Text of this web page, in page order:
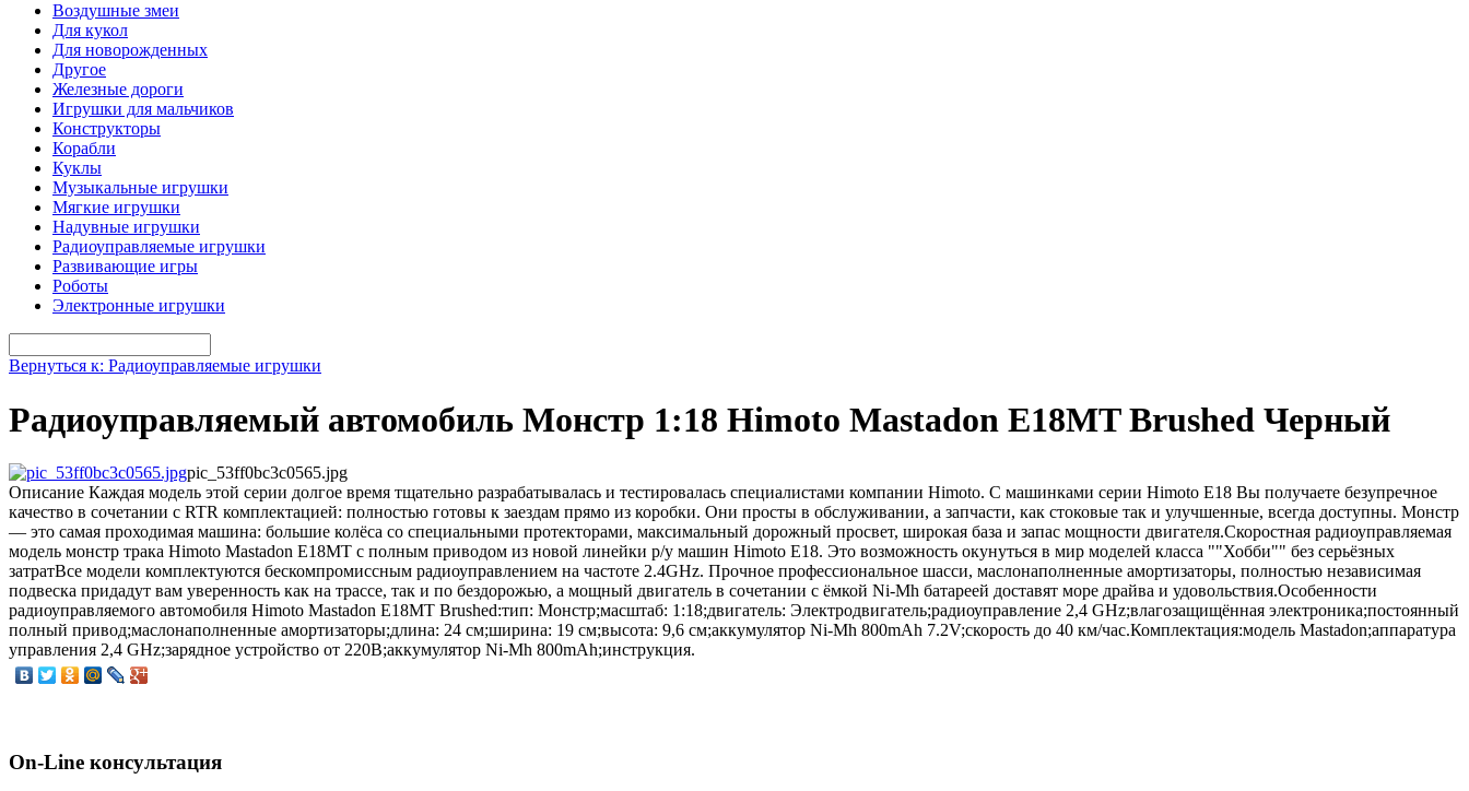
Воздушные змеи
Для кукол
Для новорожденных
Другое
Железные дороги
Игрушки для мальчиков
Конструкторы
Корабли
Куклы
Музыкальные игрушки
Мягкие игрушки
Надувные игрушки
Радиоуправляемые игрушки
Развивающие игры
Роботы
Электронные игрушки
Вернуться к: Радиоуправляемые игрушки
Радиоуправляемый автомобиль Монстр 1:18 Himoto Mastadon E18MT Brushed Черный
pic_53ff0bc3c0565.jpg
Описание Каждая модель этой серии долгое время тщательно разрабатывалась и тестировалась специалистами компании Himoto. С машинками серии Himoto E18 Вы получаете безупречное
качество в сочетании с RTR комплектацией: полностью готовы к заездам прямо из коробки. Они просты в обслуживании, а запчасти, как стоковые так и улучшенные, всегда доступны. Монстр
— это самая проходимая машина: большие колёса со специальными протекторами, максимальный дорожный просвет, широкая база и запас мощности двигателя.Скоростная радиоуправляемая
модель монстр трака Himoto Mastadon E18MT с полным приводом из новой линейки р/у машин Himoto E18. Это возможность окунуться в мир моделей класса ""Хобби"" без серьёзных
затратВсе модели комплектуются бескомпромиссным радиоуправлением на частоте 2.4GHz. Прочное профессиональное шасси, маслонаполненные амортизаторы, полностью независимая
подвеска придадут вам уверенность как на трассе, так и по бездорожью, а мощный двигатель в сочетании с ёмкой Ni-Mh батареей доставят море драйва и удовольствия.Особенности
радиоуправляемого автомобиля Himoto Mastadon E18MT Brushed:тип: Монстр;масштаб: 1:18;двигатель: Электродвигатель;радиоуправление 2,4 GHz;влагозащищённая электроника;постоянный
полный привод;маслонаполненные амортизаторы;длина: 24 см;ширина: 19 см;высота: 9,6 см;аккумулятор Ni-Mh 800mAh 7.2V;скорость до 40 км/час.Комплектация:модель Mastadon;аппаратура
управления 2,4 GHz;зарядное устройство от 220В;аккумулятор Ni-Mh 800mAh;инструкция.
On-Line консультация